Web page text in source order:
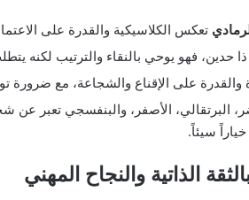
تعكس الكلاسيكية والقدرة على
حدين، فهو يوحي بالنقاء والترتيب لكنه
والقدرة على الإقناع والشجاعة، مع ضرورة
البرتقالي، الأصفر، والبنفسجي تعبر عن
سيئاً.
الذاتية والنجاح المهني